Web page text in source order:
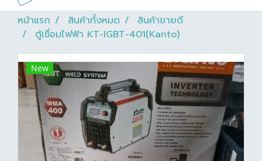
หน้าแรก สินค้าทั้งหมด
สินค้าขายดี
ตู้เชื่อมไฟฟ้า KT-IGBT-401(Kanto)
New